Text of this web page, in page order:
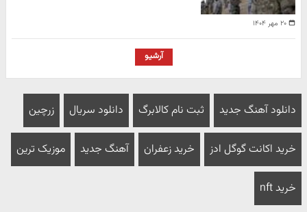
۲۰ مهر ۱۴۰۴
آرشیو
دانلود آهنگ جدید ثبت نام کالابرگ دانلود سریال زرچین
خرید اکانت گوگل ادز خرید زعفران آهنگ جدید موزیک ترین
خرید nft